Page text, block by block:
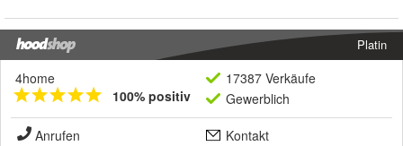
Platin
4home
100% positiv
17387 Verkäufe
Gewerblich
Anrufen
Kontakt